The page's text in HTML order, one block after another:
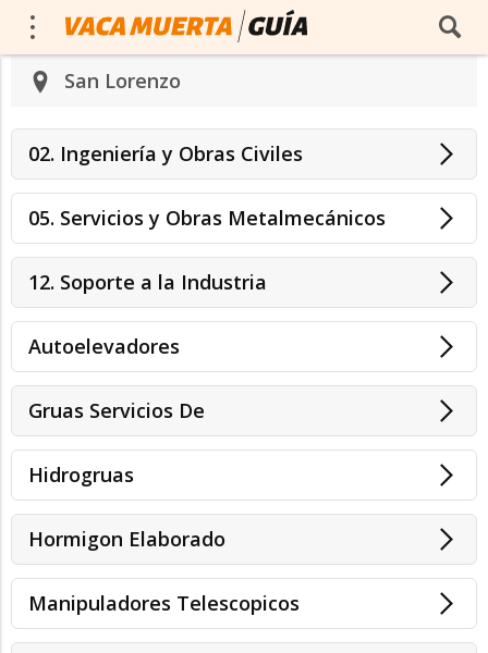
San Lorenzo
02. Ingeniería y Obras Civiles
05. Servicios y Obras Metalmecánicos
12. Soporte a la Industria
Autoelevadores
Gruas Servicios De
Hidrogruas
Hormigon Elaborado
Manipuladores Telescopicos